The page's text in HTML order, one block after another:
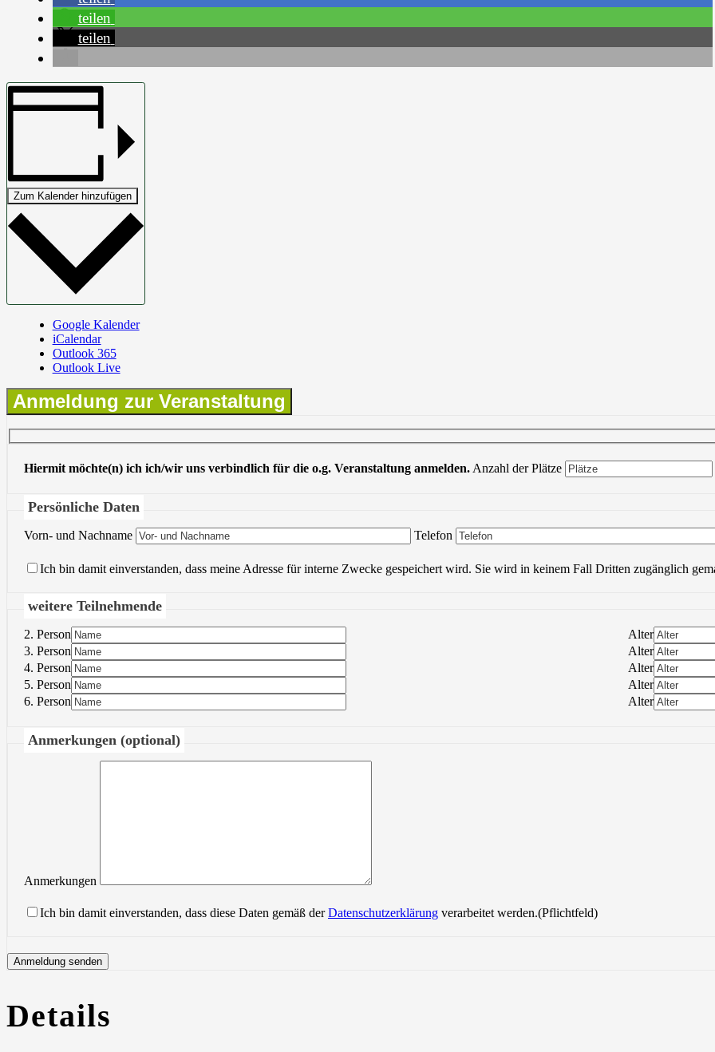
teilen
teilen
Zum Kalender hinzufügen
Google Kalender
iCalendar
Outlook 365
Outlook Live
Anmeldung zur Veranstaltung
Hiermit möchte(n) ich ich/wir uns verbindlich für die o.g. Veranstaltung anmelden. Anzahl der Plätze
Persönliche Daten
Vorn- und Nachname Bitte lasse dieses Feld leer.
Telefon
Ich bin damit einverstanden, dass meine Adresse für interne Zwecke gespeichert wird. Sie wird in keinem Fall Dritten zugänglich
weitere Teilnehmende
2. Person
Alter
3. Person
Alter
4. Person
Alter
5. Person
Alter
6. Person
Alter
Anmerkungen (optional)
Anmerkungen
Ich bin damit einverstanden, dass diese Daten gemäß derDatenschutzerklärung verarbeitet werden.(Pflichtfeld)
Details